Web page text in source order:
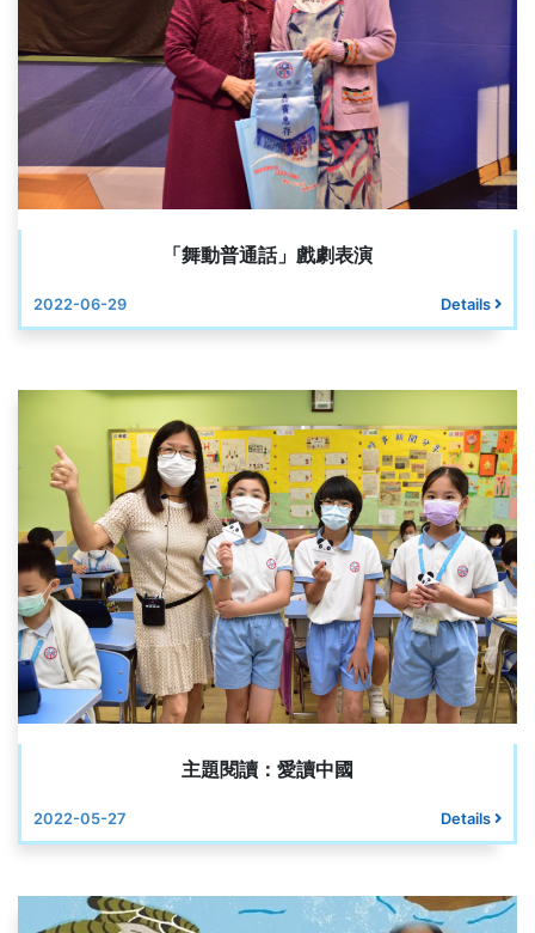
「舞動普通話」戲劇表演
2022-06-29 Details
主題閱讀：愛讀中國
2022-05-27 Details